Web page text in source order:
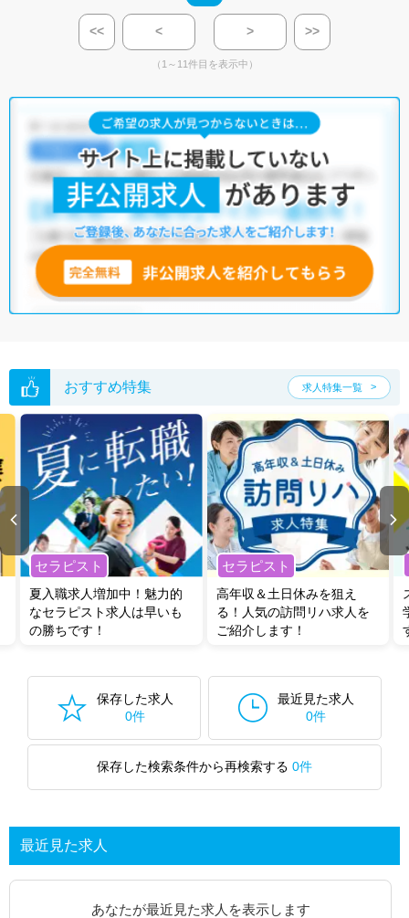
<< < > >>
（1～11件目を表示中）
おすすめ特集 求人特集一覧
セラピスト
夏入職求人増加中！魅力的
なセラピスト求人は早いも
の勝ちです！
セラピスト
高年収＆土日休みを狙え
る！人気の訪問リハ求人を
ご紹介します！
保存した求人
0件
最近見た求人
0件
保存した検索条件から再検索する 0件
最近見た求人
あなたが最近見た求人を表示します